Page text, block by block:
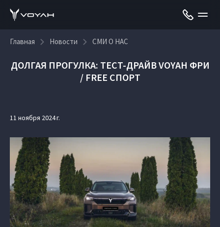
Главная Новости СМИ О НАС
ДОЛГАЯ ПРОГУЛКА: ТЕСТ-ДРАЙВ VOYAH ФРИ
/ FREE СПОРТ
11 ноября 2024 г.